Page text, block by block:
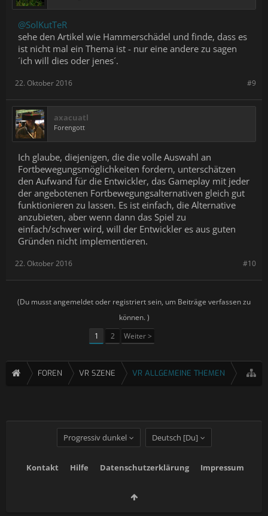
@SolKutTeR
sehe den Artikel wie Hammerschädel und finde, dass es
ist nicht mal ein Thema ist - nur eine andere zu sagen
´ich will dies oder jenes´.
#9
22. Oktober 2016
axacuatl
Forengott
Ich glaube, diejenigen, die die volle Auswahl an
Fortbewegungsmöglichkeiten fordern, unterschätzen
den Aufwand für die Entwickler, das Gameplay mit jeder
der angebotenen Fortbewegungsalternativen gleich gut
funktionieren zu lassen. Es ist einfach, die Alternative
anzubieten, aber wenn dann das Spiel zu
einfach/schwer wird, will der Entwickler es aus guten
Gründen nicht implementieren.
#10
22. Oktober 2016
(Du musst angemeldet oder registriert sein, um Beiträge verfassen zu
können. )
1
2 Weiter >
FOREN VR SZENE VR ALLGEMEINE THEMEN
Progressiv dunkel Deutsch [Du]
Kontakt Hilfe Datenschutzerklärung Impressum